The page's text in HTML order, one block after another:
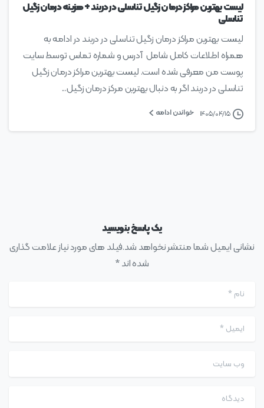
لیست بهترین مراکز درمان زگیل تناسلی در دربند + هزینه درمان زگیل
تناسلی
لیست بهترین مراکز درمان زگیل تناسلی در دربند در ادامه به
همراه اطلاعات کامل شامل آدرس و شماره تماس توسط سایت
پوست من معرفی شده است. لیست بهترین مراکز درمان زگیل
تناسلی در دربند اگر به دنبال بهترین مرکز درمان زگیل...
۱۴۰۵/۰۴/۱۵ خواندن ادامه
یک پاسخ بنویسید
نشانی ایمیل شما منتشر نخواهد شد.فیلد های مورد نیاز علامت گذاری
شده اند *
نام*
ایمیل *
وب سایت
دیدگاه